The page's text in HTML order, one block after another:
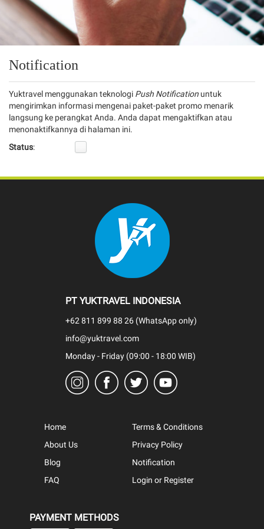
Notification
Yuktravel menggunakan teknologi Push Notification untuk
mengirimkan informasi mengenai paket-paket promo menarik
langsung ke perangkat Anda. Anda dapat mengaktifkan atau
menonaktifkannya di halaman ini.
Status:
PT YUKTRAVEL INDONESIA
+62 811 899 88 26 (WhatsApp only)
info@yuktravel.com
Monday - Friday (09:00 - 18:00 WIB)
Home
About Us
Blog
FAQ
Terms & Conditions
Privacy Policy
Notification
Login or Register
PAYMENT METHODS